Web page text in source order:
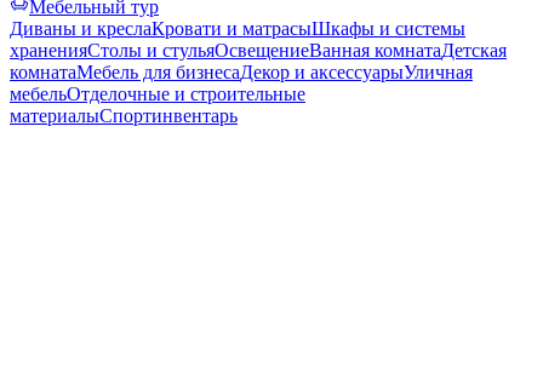
Мебельный тур
Диваны и креслаКровати и матрасыШкафы и системы
храненияСтолы и стульяОсвещениеВанная комнатаДетская
комнатаМебель для бизнесаДекор и аксессуарыУличная
мебельОтделочные и строительные
материалыСпортинвентарь